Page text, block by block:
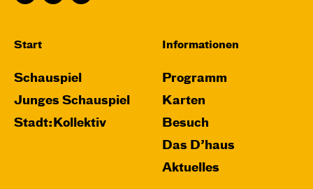
Do, 26.11. / 10:00 – 11:15
JUNGES SCHAUSPIEL
Das grüne König­reich
von Cornelia Funke und Tammi Hartung
Start
Schauspiel
Junges Schauspiel
Stadt:Kollektiv
Informationen
Programm
Karten
Besuch
Das D’haus
Aktuelles